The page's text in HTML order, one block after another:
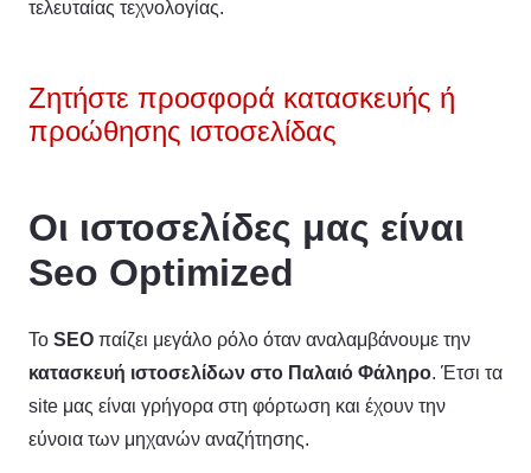
τελευταίας τεχνολογίας.
Ζητήστε προσφορά κατασκευής ή
προώθησης ιστοσελίδας
Οι ιστοσελίδες μας είναι
Seo Optimized
To SEO παίζει μεγάλο ρόλο όταν αναλαμβάνουμε την
κατασκευή ιστοσελίδων στο Παλαιό Φάληρο. Έτσι τα
site μας είναι γρήγορα στη φόρτωση και έχουν την
εύνοια των μηχανών αναζήτησης.